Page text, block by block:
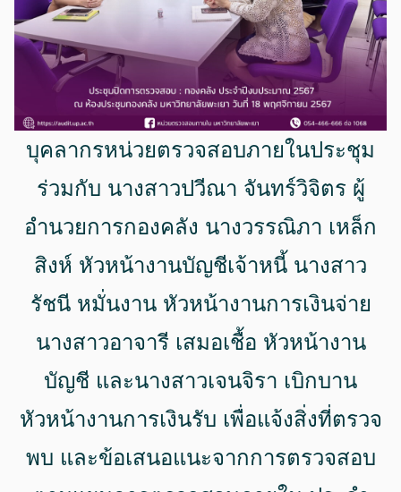
บุคลากรหน่วยตรวจสอบภายในประชุม
ร่วมกับ นางสาวปวีณา จันทร์วิจิตร ผู้
อำนวยการกองคลัง นางวรรณิภา เหล็ก
สิงห์ หัวหน้างานบัญชีเจ้าหนี้ นางสาว
รัชนี หมั่นงาน หัวหน้างานการเงินจ่าย
นางสาวอาจารี เสมอเชื้อ หัวหน้างาน
บัญชี และนางสาวเจนจิรา เบิกบาน
หัวหน้างานการเงินรับ เพื่อแจ้งสิ่งที่ตรวจ
พบ และข้อเสนอแนะจากการตรวจสอบ